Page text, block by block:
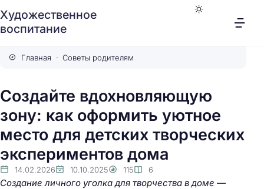
Художественное
воспитание
Главная Советы родителям
Создайте вдохновляющую
зону: как оформить уютное
место для детских творческих
экспериментов дома
14.02.2026 10.10.2025 115 6
Создание личного уголка для творчества в доме —